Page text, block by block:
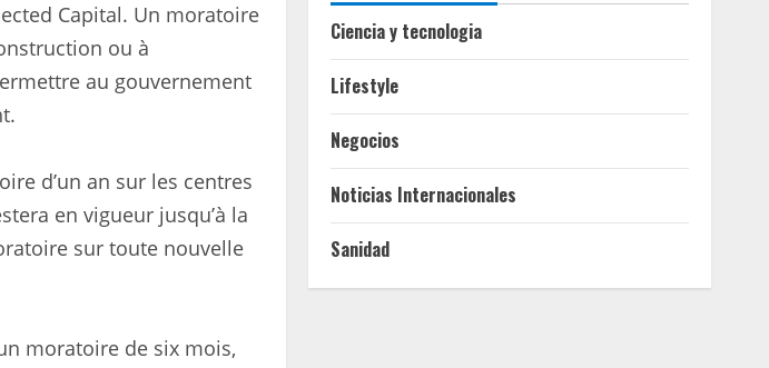
Capital. Un moratoire
ou à
au gouvernement
d’un an sur les centres
en vigueur jusqu’à la
sur toute nouvelle
moratoire de six mois,
Ciencia y tecnologia
Lifestyle
Negocios
Noticias Internacionales
Sanidad